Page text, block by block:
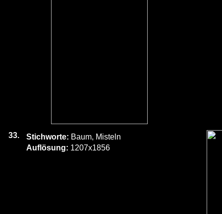
33. Stichworte: Baum, Misteln
Auflösung: 1207x1856